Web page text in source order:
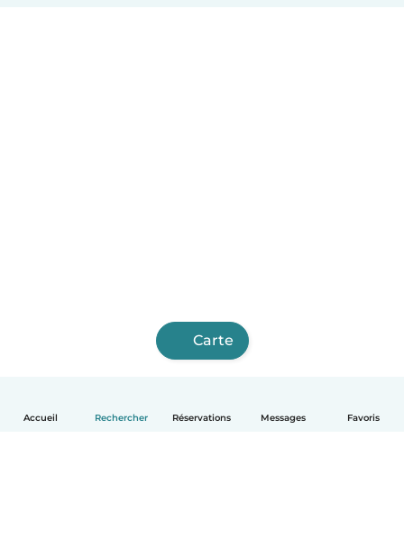
Accueil Rechercher Réservations Messages Favoris
Carte